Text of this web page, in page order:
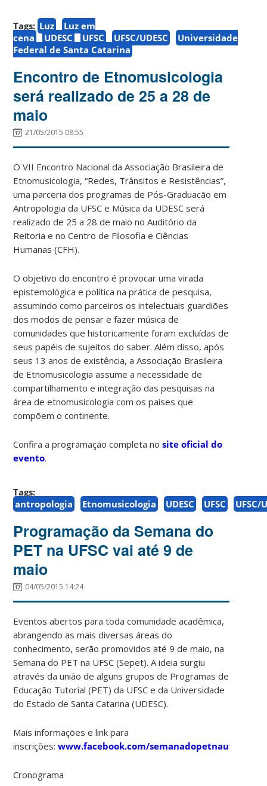
Tags: Luz
Luz em
cena
UDESC UFSC UFSC/UDESC
Universidade
Federal de Santa Catarina
Encontro de Etnomusicologia
será realizado de 25 a 28 de
maio
21/05/2015 08:55
O VII Encontro Nacional da Associação Brasileira de
Etnomusicologia, “Redes, Trânsitos e Resistências”,
uma parceria dos programas de Pós-Graduacão em
Antropologia da UFSC e Música da UDESC será
realizado de 25 a 28 de maio no Auditório da
Reitoria e no Centro de Filosofia e Ciências
Humanas (CFH).
O objetivo do encontro é provocar uma virada
epistemológica e política na prática de pesquisa,
assumindo como parceiros os intelectuais guardiões
dos modos de pensar e fazer música de
comunidades que historicamente foram excluídas de
seus papéis de sujeitos do saber. Além disso, após
seus 13 anos de existência, a Associação Brasileira
de Etnomusicologia assume a necessidade de
compartilhamento e integração das pesquisas na
área de etnomusicologia com os países que
compõem o continente.
Confira a programação completa nosite oficial do
evento.
Tags:
antropologia
Etnomusicologia UDESC UFSC UFSC/
Programação da Semana do
PET na UFSC vai até 9 de
maio
04/05/2015 14:24
Eventos abertos para toda comunidade acadêmica,
abrangendo as mais diversas áreas do
conhecimento, serão promovidos até 9 de maio, na
Semana do PET na UFSC (Sepet). A ideia surgiu
através da união de alguns grupos de Programas de
Educação Tutorial (PET) da UFSC e da Universidade
do Estado de Santa Catarina (UDESC).
Mais informações e link para
inscrições:www.facebook.com/semanadopetnaufsc
Cronograma